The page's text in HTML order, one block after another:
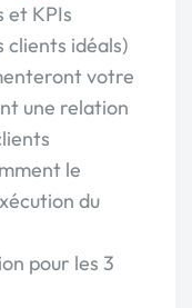
KPIs
idéals)
votre
une relation
le
du
pour les 3